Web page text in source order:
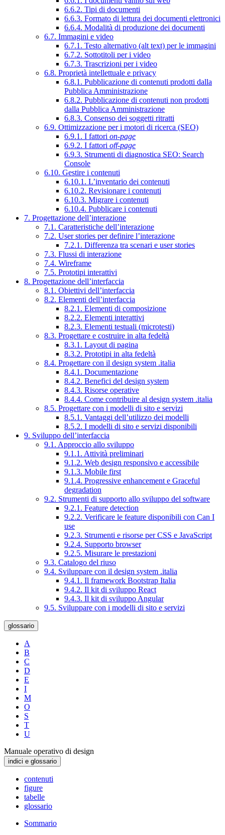
6.6.2. Tipi di documenti
6.6.3. Formato di lettura dei documenti elettronici
6.6.4. Modalità di produzione dei documenti
6.7. Immagini e video
6.7.1. Testo alternativo (alt text) per le immagini
6.7.2. Sottotitoli per i video
6.7.3. Trascrizioni per i video
6.8. Proprietà intellettuale e privacy
6.8.1. Pubblicazione di contenuti prodotti dalla
Pubblica Amministrazione
6.8.2. Pubblicazione di contenuti non prodotti
dalla Pubblica Amministrazione
6.8.3. Consenso dei soggetti ritratti
6.9. Ottimizzazione per i motori di ricerca (SEO)
6.9.1. I fattori on-page
6.9.2. I fattori off-page
6.9.3. Strumenti di diagnostica SEO: Search
Console
6.10. Gestire i contenuti
6.10.1. L’inventario dei contenuti
6.10.2. Revisionare i contenuti
6.10.3. Migrare i contenuti
6.10.4. Pubblicare i contenuti
7. Progettazione dell’interazione
7.1. Caratteristiche dell’interazione
7.2. User stories per definire l’interazione
7.2.1. Differenza tra scenari e user stories
7.3. Flussi di interazione
7.4. Wireframe
7.5. Prototipi interattivi
8. Progettazione dell’interfaccia
8.1. Obiettivi dell’interfaccia
8.2. Elementi dell’interfaccia
8.2.1. Elementi di composizione
8.2.2. Elementi interattivi
8.2.3. Elementi testuali (microtesti)
8.3. Progettare e costruire in alta fedeltà
8.3.1. Layout di pagina
8.3.2. Prototipi in alta fedeltà
8.4. Progettare con il design system .italia
8.4.1. Documentazione
8.4.2. Benefici del design system
8.4.3. Risorse operative
8.4.4. Come contribuire al design system .italia
8.5. Progettare con i modelli di sito e servizi
8.5.1. Vantaggi dell’utilizzo dei modelli
8.5.2. I modelli di sito e servizi disponibili
9. Sviluppo dell’interfaccia
9.1. Approccio allo sviluppo
9.1.1. Attività preliminari
9.1.2. Web design responsivo e accessibile
9.1.3. Mobile first
9.1.4. Progressive enhancement e Graceful
degradation
9.2. Strumenti di supporto allo sviluppo del software
9.2.1. Feature detection
9.2.2. Verificare le feature disponibili con Can I
use
9.2.3. Strumenti e risorse per CSS e JavaScript
9.2.4. Supporto browser
9.2.5. Misurare le prestazioni
9.3. Catalogo del riuso
9.4. Sviluppare con il design system .italia
9.4.1. Il framework Bootstrap Italia
9.4.2. Il kit di sviluppo React
9.4.3. Il kit di sviluppo Angular
9.5. Sviluppare con i modelli di sito e servizi
glossario
A
B
C
D
E
I
M
O
S
T
U
Manuale operativo di design
indici e glossario
contenuti
figure
tabelle
glossario
Sommario